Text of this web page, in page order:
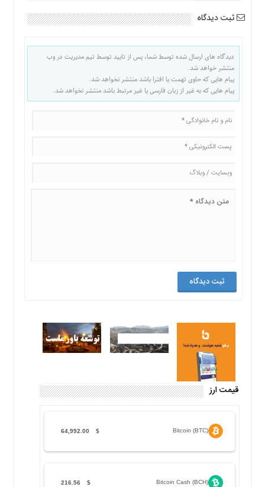
ثبت دیدگاه
دیدگاه های ارسال شده توسط شما، پس از تایید توسط تیم مدیریت در وب
منتشر خواهد شد.
پیام هایی که حاوی تهمت یا افترا باشد منتشر نخواهد شد.
پیام هایی که به غیر از زبان فارسی یا غیر مرتبط باشد منتشر نخواهد شد.
قیمت ارز
Bitcoin (BTC)
$
64,992.00
Bitcoin Cash (BCH)
$
216.56